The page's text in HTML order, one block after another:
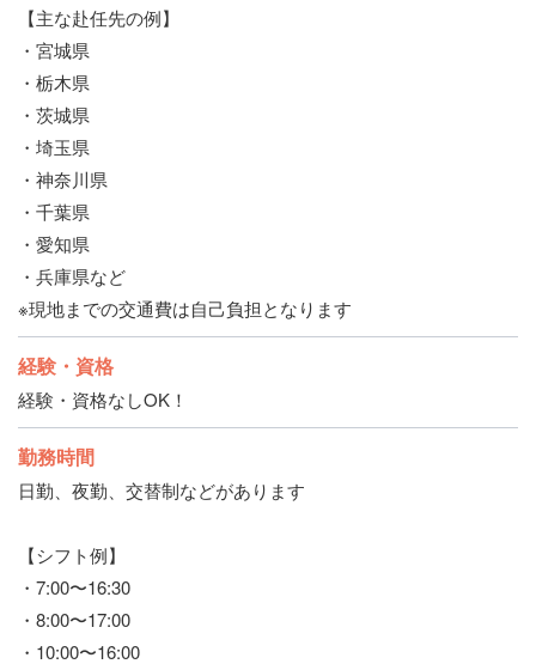
【主な赴任先の例】
・宮城県
・栃木県
・茨城県
・埼玉県
・神奈川県
・千葉県
・愛知県
・兵庫県など
※現地までの交通費は自己負担となります
経験・資格
経験・資格なしOK！
勤務時間
日勤、夜勤、交替制などがあります
【シフト例】
・7:00〜16:30
・8:00〜17:00
・10:00〜16:00